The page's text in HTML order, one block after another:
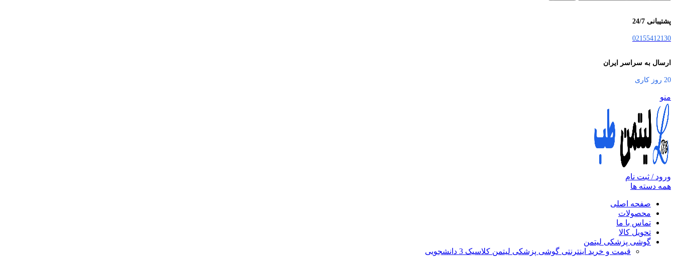
پشتیبانی 24/7
02155412130
ارسال به سراسر ایران
20 روز کاری
منو
ورود / ثبت نام
همه دسته ها
صفحه اصلی
محصولات
تماس با ما
تحویل کالا
گوشی پزشکی لیتمن
قیمت و خرید اینترنتی گوشی پزشکی لیتمن کلاسیک 3 دانشجویی